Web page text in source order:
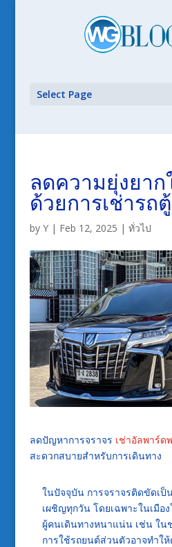
Select Page
ลดความยุ่งยา
ด้วยการเช่ารถตู้
by Y| Feb 12, 2025 | ทั่วไป
ลดปัญหาการจราจร เช่าอัลพาร์ด
สะดวกสบายสำหรับการเดินทาง
ในปัจจุบัน การจราจรติดขัดเ
เผชิญทุกวัน โดยเฉพาะในเมือ
ผู้คนเดินทางหนาแน่น เช่น ใน
การใช้รถยนต์ส่วนตัวอาจทำใ